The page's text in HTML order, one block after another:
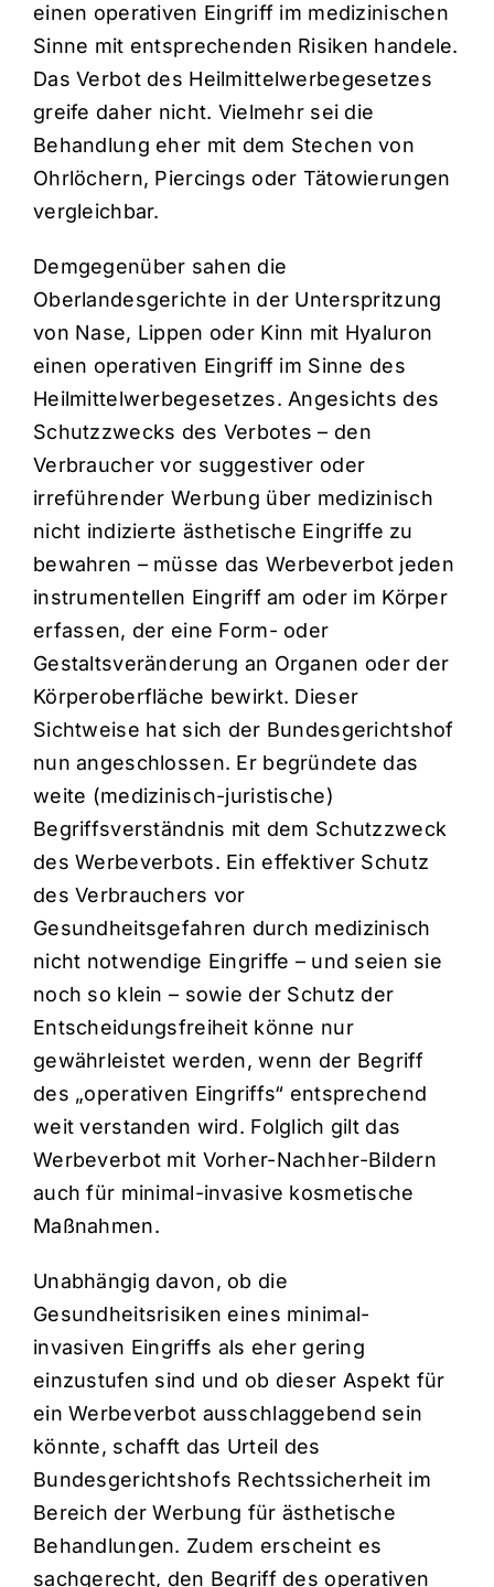
einen operativen Eingriff im medizinischen
Sinne mit entsprechenden Risiken handele.
Das Verbot des Heilmittelwerbegesetzes
greife daher nicht. Vielmehr sei die
Behandlung eher mit dem Stechen von
Ohrlöchern, Piercings oder Tätowierungen
vergleichbar.
Demgegenüber sahen die
Oberlandesgerichte in der Unterspritzung
von Nase, Lippen oder Kinn mit Hyaluron
einen operativen Eingriff im Sinne des
Heilmittelwerbegesetzes. Angesichts des
Schutzzwecks des Verbotes – den
Verbraucher vor suggestiver oder
irreführender Werbung über medizinisch
nicht indizierte ästhetische Eingriffe zu
bewahren – müsse das Werbeverbot jeden
instrumentellen Eingriff am oder im Körper
erfassen, der eine Form- oder
Gestaltsveränderung an Organen oder der
Körperoberfläche bewirkt. Dieser
Sichtweise hat sich der Bundesgerichtshof
nun angeschlossen. Er begründete das
weite (medizinisch-juristische)
Begriffsverständnis mit dem Schutzzweck
des Werbeverbots. Ein effektiver Schutz
des Verbrauchers vor
Gesundheitsgefahren durch medizinisch
nicht notwendige Eingriffe – und seien sie
noch so klein – sowie der Schutz der
Entscheidungsfreiheit könne nur
gewährleistet werden, wenn der Begriff
des „operativen Eingriffs“ entsprechend
weit verstanden wird. Folglich gilt das
Werbeverbot mit Vorher-Nachher-Bildern
auch für minimal-invasive kosmetische
Maßnahmen.
Unabhängig davon, ob die
Gesundheitsrisiken eines minimal-
invasiven Eingriffs als eher gering
einzustufen sind und ob dieser Aspekt für
ein Werbeverbot ausschlaggebend sein
könnte, schafft das Urteil des
Bundesgerichtshofs Rechtssicherheit im
Bereich der Werbung für ästhetische
Behandlungen. Zudem erscheint es
sachgerecht, den Begriff des operativen